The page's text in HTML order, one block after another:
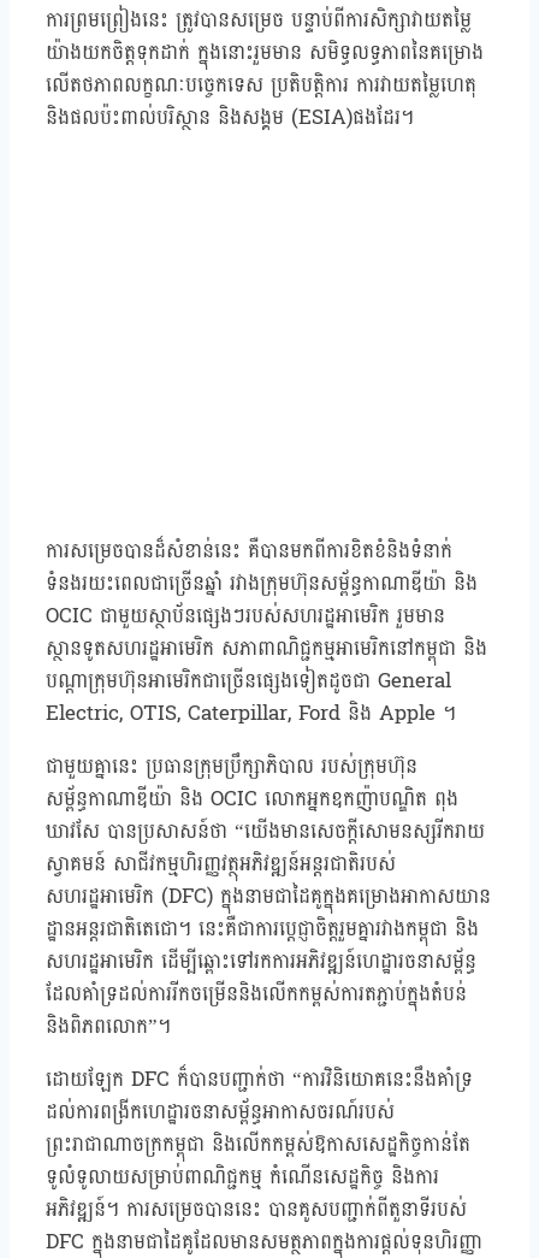
ការព្រមព្រៀងនេះ ត្រូវបានសម្រេច បន្ទាប់ពីការសិក្សាវាយតម្លៃ
យ៉ាងយកចិត្តទុកដាក់ ក្នុងនោះរួមមាន សមិទ្ធលទ្ធភាពនៃគម្រោង
លើតថភាពលក្ខណៈបច្ចេកទេស ប្រតិបត្តិការ ការវាយតម្លៃហេតុ
និងផលប៉ះពាល់បរិស្ថាន និងសង្គម (ESIA)ផងដែរ។
ការសម្រេចបានដ៏សំខាន់នេះ គឺបានមកពីការខិតខំនិងទំនាក់
ទំនងរយះពេលជាច្រើនឆ្នាំ រវាងក្រុមហ៊ុនសម្ព័ន្ធកាណាឌីយ៉ា និង
OCIC ជាមួយស្ថាប័នផ្សេងៗរបស់សហរដ្ឋអាមេរិក រួមមាន
ស្ថានទូតសហរដ្ឋអាមេរិក សភាពាណិជ្ជកម្មអាមេរិកនៅកម្ពុជា និង
បណ្តាក្រុមហ៊ុនអាមេរិកជាច្រើនផ្សេងទៀតដូចជា General
Electric, OTIS, Caterpillar, Ford និង Apple ។
ជាមួយគ្នានេះ ប្រធានក្រុមប្រឹក្សាភិបាល របស់ក្រុមហ៊ុន
សម្ព័ន្ធកាណាឌីយ៉ា និង OCIC លោកអ្នកឧកញ៉ាបណ្ឌិត ពុង
ឃាវសែ បានប្រសាសន៍ថា “យើងមានសេចក្តីសោមនស្សរីករាយ
ស្វាគមន៍ សាជីវកម្មហិរញ្ញវត្ថុអភិវឌ្ឍន៍អន្តរជាតិរបស់
សហរដ្ឋអាមេរិក (DFC) ក្នុងនាមជាដៃគូក្នុងគម្រោងអាកាសយាន
ដ្ឋានអន្តរជាតិតេជោ។ នេះគឺជាការប្តេជ្ញាចិត្តរួមគ្នារវាងកម្ពុជា និង
សហរដ្ឋអាមេរិក ដើម្បីឆ្ពោះទៅរកការអភិវឌ្ឍន៍ហេដ្ឋារចនាសម្ព័ន្ធ
ដែលគាំទ្រដល់ការរីកចម្រើននិងលើកកម្ពស់ការតភ្ជាប់ក្នុងតំបន់
និងពិភពលោក”។
ដោយឡែក DFC ក៏បានបញ្ជាក់ថា “ការវិនិយោគនេះនឹងគាំទ្រ
ដល់ការពង្រីកហេដ្ឋារចនាសម្ព័ន្ធអាកាសចរណ៍របស់
ព្រះរាជាណាចក្រកម្ពុជា និងលើកកម្ពស់ឱកាសសេដ្ឋកិច្ចកាន់តែ
ទូលំទូលាយសម្រាប់ពាណិជ្ជកម្ម កំណើនសេដ្ឋកិច្ច និងការ
អភិវឌ្ឍន៍។ ការសម្រេចបាននេះ បានគូសបញ្ជាក់ពីតួនាទីរបស់
DFC ក្នុងនាមជាដៃគូដែលមានសមត្ថភាពក្នុងការផ្តល់ទុនហិរញ្ញា